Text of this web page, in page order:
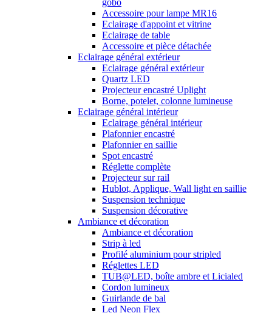
gobo
Accessoire pour lampe MR16
Eclairage d'appoint et vitrine
Eclairage de table
Accessoire et pièce détachée
Eclairage général extérieur
Eclairage général extérieur
Quartz LED
Projecteur encastré Uplight
Borne, potelet, colonne lumineuse
Eclairage général intérieur
Eclairage général intérieur
Plafonnier encastré
Plafonnier en saillie
Spot encastré
Réglette complète
Projecteur sur rail
Hublot, Applique, Wall light en saillie
Suspension technique
Suspension décorative
Ambiance et décoration
Ambiance et décoration
Strip à led
Profilé aluminium pour stripled
Réglettes LED
TUB@LED, boîte ambre et Licialed
Cordon lumineux
Guirlande de bal
Led Neon Flex